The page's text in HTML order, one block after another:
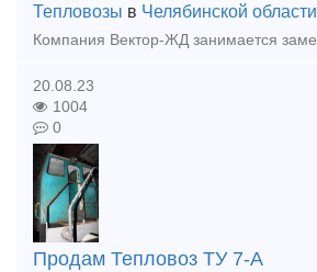
Тепловозы в Челябинской области
20.08.23
1004
0
Продам Тепловоз ТУ 7-А